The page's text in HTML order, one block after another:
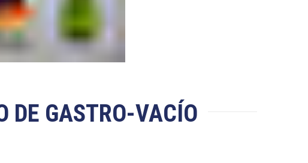
DE GASTRO-VACÍO